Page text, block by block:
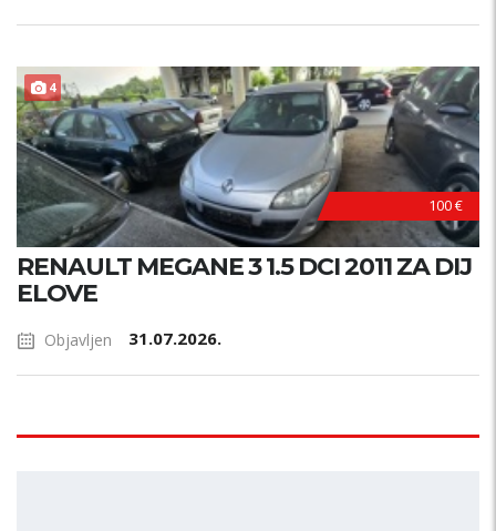
4
100 €
RENAULT MEGANE 3 1.5 DCI 2011 ZA DIJ
ELOVE
Objavljen 31.07.2026.